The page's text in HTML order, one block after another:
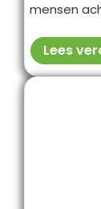
mensen
Lees